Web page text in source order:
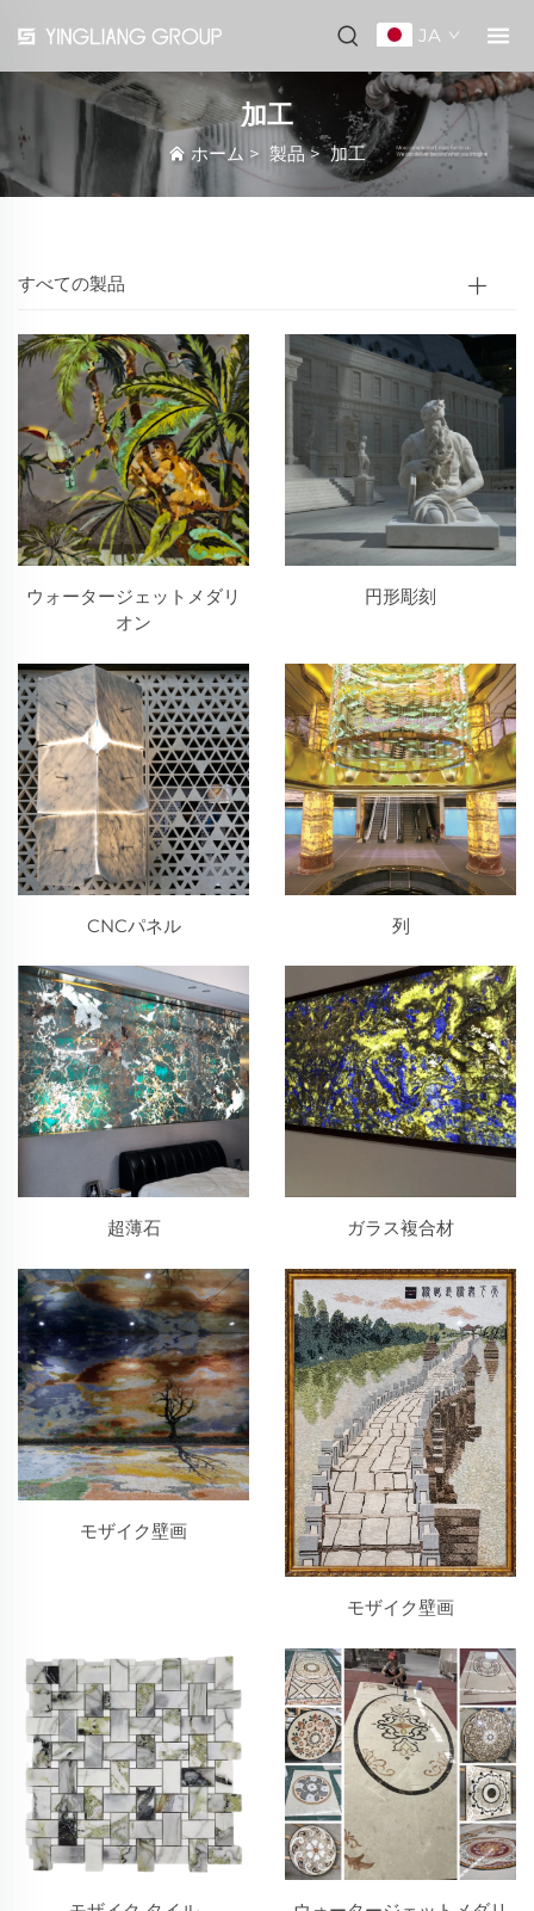
JA
加工
ホーム > 製品>加工
すべての製品
ウォータージェットメダリ
オン
円形彫刻
CNCパネル 列
超薄石 ガラス複合材
モザイク壁画
モザイク壁画